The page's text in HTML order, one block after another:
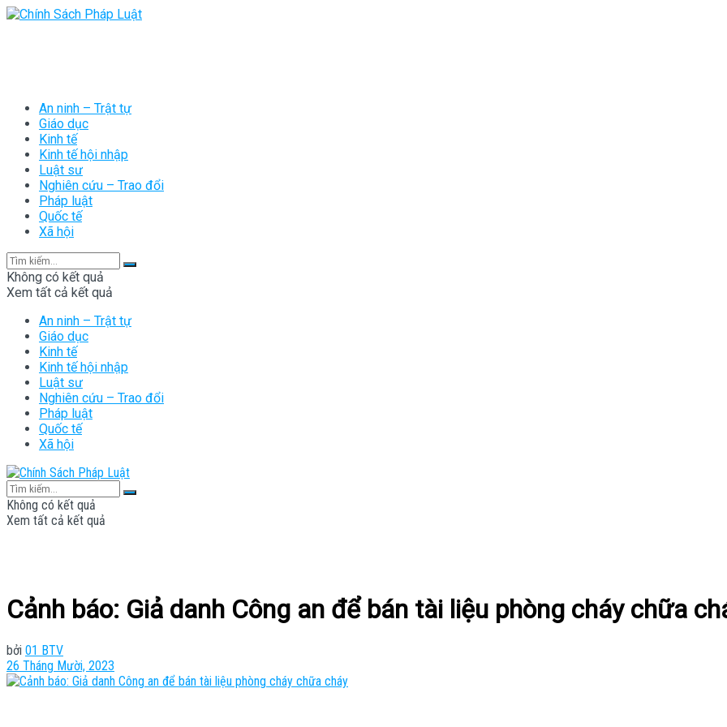
An ninh – Trật tự
Giáo dục
Kinh tế
Kinh tế hội nhập
Luật sư
Nghiên cứu – Trao đổi
Pháp luật
Quốc tế
Xã hội
Không có kết quả
Xem tất cả kết quả
An ninh – Trật tự
Giáo dục
Kinh tế
Kinh tế hội nhập
Luật sư
Nghiên cứu – Trao đổi
Pháp luật
Quốc tế
Xã hội
Không có kết quả
Xem tất cả kết quả
Cảnh báo: Giả danh Công an để bán tài liệu phòng cháy chữa
bởi 01 BTV
26 Tháng Mười, 2023